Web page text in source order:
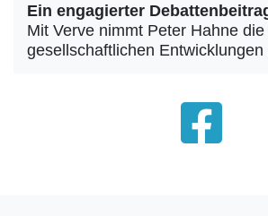
Ein engagierter
Mit Verve nimmt Peter Hahne
gesellschaftlichen Entwicklungen